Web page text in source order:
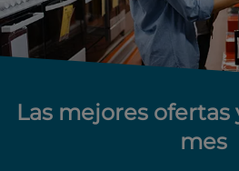
Las mejores ofertas
mes